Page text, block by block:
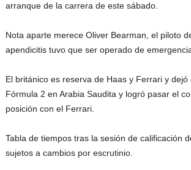
arranque de la carrera de este sábado.
Nota aparte merece Oliver Bearman, el piloto
apendicitis tuvo que ser operado de
El británico es reserva de Haas y Ferrari y
Fórmula 2 en Arabia Saudita y logró pasar el
posición con el Ferrari.
Tabla de tiempos tras la sesión de calificación
sujetos a cambios por escrutinio.